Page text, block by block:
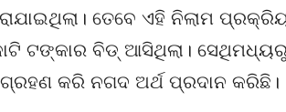
ତେବେ ଏହି ନିଲାମ
ଟଙ୍କାର ବିଡ୍ ଆସିଥିଲା। ସେଥିମଧ୍ୟରୁ
କରି ନଗଦ ଅର୍ଥ ପ୍ରଦାନ କରିଛି।